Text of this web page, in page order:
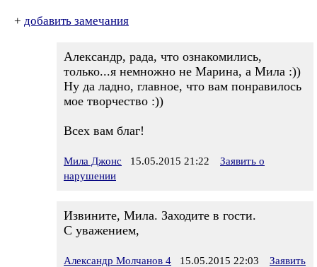
+ добавить замечания
Александр, рада, что ознакомились,
только...я немножно не Марина, а Мила :))
Ну да ладно, главное, что вам понравилось
мое творчество :))
Всех вам благ!
Мила Джонс 15.05.2015 21:22
Заявить о
нарушении
Извините, Мила. Заходите в гости.
С уважением,
Александр Молчанов 4 15.05.2015 22:03
Заявить